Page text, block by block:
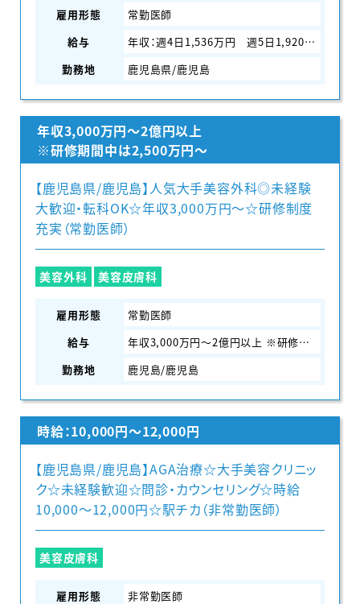
雇用形態
常勤医師
給与
年収：週4日1,536万円 週5日1,920万円
勤務地
鹿児島県/鹿児島
年収3,000万円～2億円以上
※研修期間中は2,500万円～
【鹿児島県/鹿児島】人気大手美容外科◎未経験
大歓迎・転科OK☆年収3,000万円〜☆研修制度
充実（常勤医師）
美容外科 美容皮膚科
雇用形態
常勤医師
給与
年収3,000万円～2億円以上 ※研修期間中は2,500万円～
勤務地
鹿児島/鹿児島
時給：10,000円〜12,000円
【鹿児島県/鹿児島】AGA治療☆大手美容クリニッ
ク☆未経験歓迎☆問診・カウンセリング☆時給
10,000〜12,000円☆駅チカ（非常勤医師）
美容皮膚科
雇用形態
非常勤医師